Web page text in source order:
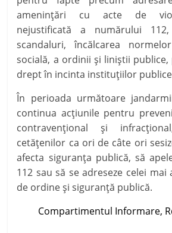
amenințări cu acte de
nejustificată a numărului
scandaluri, încălcarea
socială, a ordinii și liniștii
drept în incinta instituțiilor
În perioada următoare
continua acțiunile pentru
contravențional și
cetățenilor ca ori de câte ori
afecta siguranţa publică, să
112 sau să se adreseze celei
de ordine şi siguranţă publică.
Compartimentul Informare,